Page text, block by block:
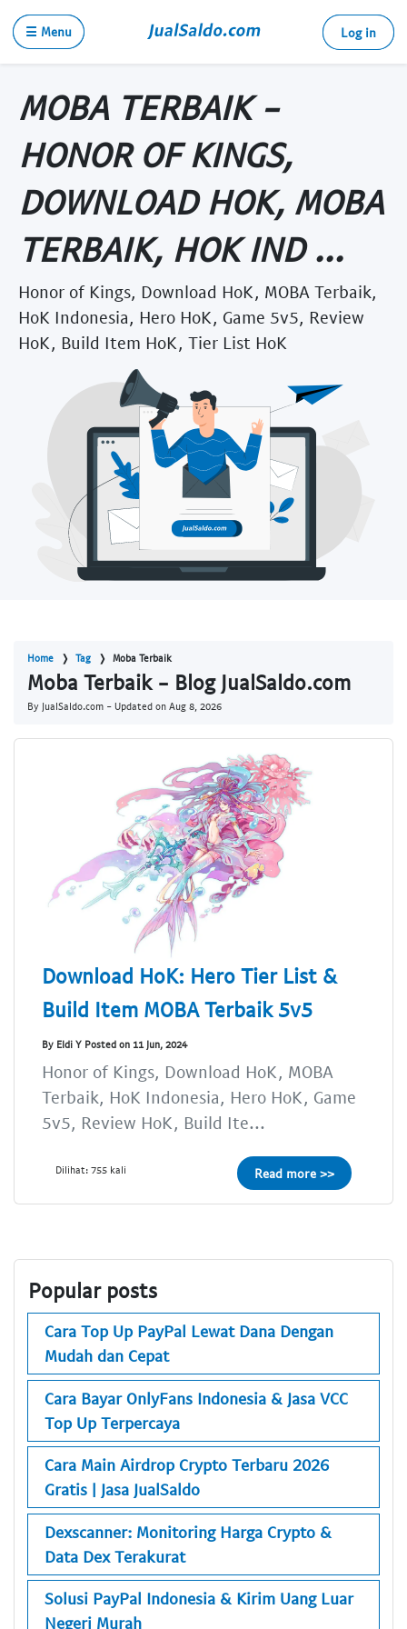
☰ Menu Log in
MOBA TERBAIK -
HONOR OF KINGS,
DOWNLOAD HOK, MOBA
TERBAIK, HOK IND ...
Honor of Kings, Download HoK, MOBA Terbaik,
HoK Indonesia, Hero HoK, Game 5v5, Review
HoK, Build Item HoK, Tier List HoK
Home Tag Moba Terbaik
Moba Terbaik - Blog JualSaldo.com
By JualSaldo.com - Updated on Aug 8, 2026
Download HoK: Hero Tier List &
Build Item MOBA Terbaik 5v5
By Eldi Y Posted on 11 Jun, 2024
Honor of Kings, Download HoK, MOBA
Terbaik, HoK Indonesia, Hero HoK, Game
5v5, Review HoK, Build Ite...
Dilihat: 755 kali Read more >>
Popular posts
Cara Top Up PayPal Lewat Dana Dengan
Mudah dan Cepat
Cara Bayar OnlyFans Indonesia & Jasa VCC
Top Up Terpercaya
Cara Main Airdrop Crypto Terbaru 2026
Gratis | Jasa JualSaldo
Dexscanner: Monitoring Harga Crypto &
Data Dex Terakurat
Solusi PayPal Indonesia & Kirim Uang Luar
Negeri Murah